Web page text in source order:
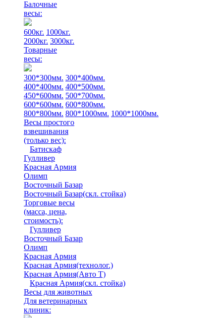
Балочные
весы:
600кг. 1000кг.
2000кг. 3000кг.
Товарные
весы:
300*300мм. 300*400мм.
400*400мм. 400*500мм.
450*600мм. 500*700мм.
600*600мм. 600*800мм.
800*800мм. 800*1000мм. 1000*1000мм.
Весы простого
взвешивания
(только вес):
Батискаф
Гулливер
Красная Армия
Олимп
Восточный Базар
Восточный Базар(скл. стойка)
Торговые весы
(масса, цена,
стоимость):
Гулливер
Восточный Базар
Олимп
Красная Армия
Красная Армия(технолог.)
Красная Армия(Авто Т)
Красная Армия(скл. стойка)
Весы для животных
Для ветеринарных
клиник: